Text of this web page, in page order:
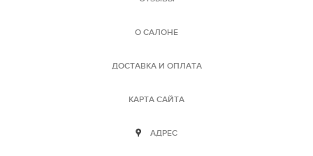
О САЛОНЕ
ДОСТАВКА И ОПЛАТА
КАРТА САЙТА
АДРЕС